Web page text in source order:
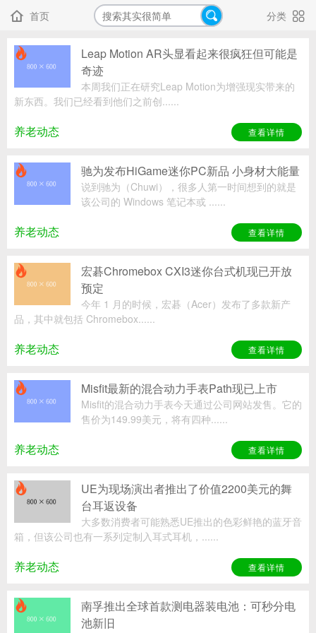
 首页  分类 

Leap Motion AR头显看起来很疯狂但可能是
奇迹
本周我们正在研究Leap Motion为增强现实带来的
新东西。我们已经看到他们之前创......
养老动态 查看详情
 驰为发布HiGame迷你PC新品 小身材大能量
说到驰为（Chuwi），很多人第一时间想到的就是
该公司的 Windows 笔记本或 ......
养老动态 查看详情

宏碁Chromebox CXI3迷你台式机现已开放
预定
今年 1 月的时候，宏碁（Acer）发布了多款新产
品，其中就包括 Chromebox......
养老动态 查看详情
 Misfit最新的混合动力手表Path现已上市
Misfit的混合动力手表今天通过公司网站发售。它的
售价为149.99美元，将有四种......
养老动态 查看详情

UE为现场演出者推出了价值2200美元的舞
台耳返设备
大多数消费者可能熟悉UE推出的色彩鲜艳的蓝牙音
箱，但该公司也有一系列定制入耳式耳机，......
养老动态 查看详情

南孚推出全球首款测电器装电池：可秒分电
池新旧